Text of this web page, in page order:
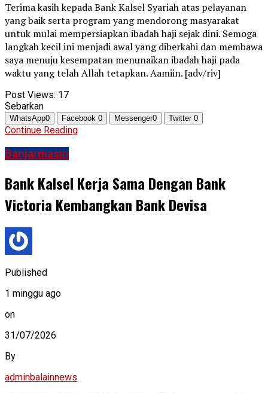
Terima kasih kepada Bank Kalsel Syariah atas pelayanan
yang baik serta program yang mendorong masyarakat
untuk mulai mempersiapkan ibadah haji sejak dini. Semoga
langkah kecil ini menjadi awal yang diberkahi dan membawa
saya menuju kesempatan menunaikan ibadah haji pada
waktu yang telah Allah tetapkan. Aamiin. [adv/riv]
Post Views: 17
Sebarkan
WhatsApp0 Facebook 0 Messenger0 Twitter 0
Continue Reading
Banjarmasin
Bank Kalsel Kerja Sama Dengan Bank
Victoria Kembangkan Bank Devisa
Published
1 minggu ago
on
31/07/2026
By
adminbalainnews